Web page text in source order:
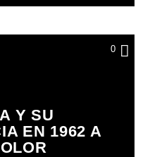
0
Y SU
EN 1962 A